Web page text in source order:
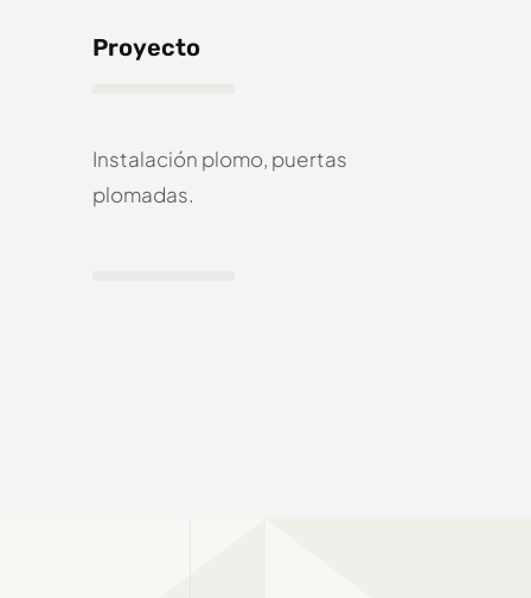
Proyecto
Instalación plomo, puertas
plomadas.